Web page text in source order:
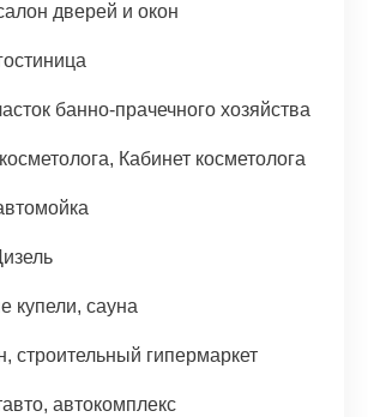
дверей и окон
банно-прачечного хозяйства
Кабинет косметолога
купели, сауна
строительный гипермаркет
автокомплекс